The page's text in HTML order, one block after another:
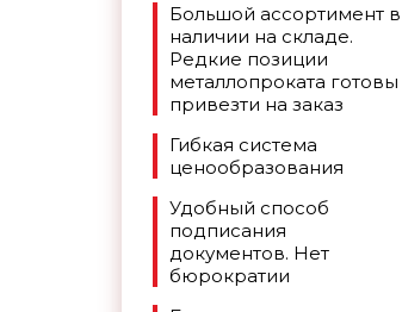
Большой ассортимент в
наличии на складе.
Редкие позиции
металлопроката готовы
привезти на заказ
Гибкая система
ценообразования
Удобный способ
подписания
документов. Нет
бюрократии